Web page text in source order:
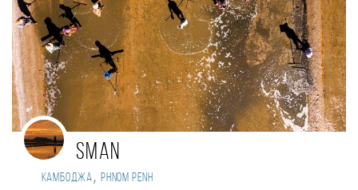
sman
Камбоджа, Phnom Penh